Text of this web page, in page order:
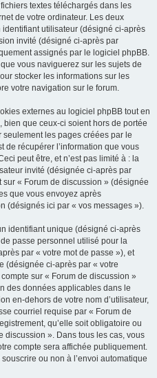
textes téléchargés dans les
de votre ordinateur. Les deux
utilisateur (désigné ci-après
invité (désigné ci-après par
assignés par le logiciel phpBB.
vous naviguerez sur les sujets de
stocker les informations sur les
votre navigation sur le forum.
externes au logiciel phpBB tout en
que ceux-ci soient hors de portée
les pages créées par le
de récupérer l’information que vous
peut être, et n’est pas limité à : la
invité (désignée ci-après par
« Forum de discussion » (désignée
que vous envoyez après
(désignés ici par « vos messages »).
identifiant unique (désigné ci-après
passe personnel utilisé pour la
par « votre mot de passe »), et
(désignée ci-après par « votre
sur « Forum de discussion »
des données applicables dans le
en-dehors de votre nom d’utilisateur,
courriel requise par « Forum de
qu’elle soit obligatoire ou
discussion ». Dans tous les cas, vous
compte sera affichée publiquement.
ou non à l’envoi automatique